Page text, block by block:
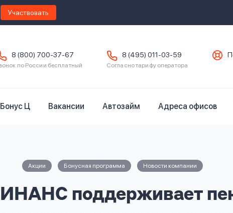
Участвовать
8 (800) 700-37-67
по России бесплатный
8 (495) 011-03-59
Согласно тарифу оператора
Бонус Ц Вакансии Автозайм Адреса офисов
Акции Бонусная программа Новости компании
поддерживает